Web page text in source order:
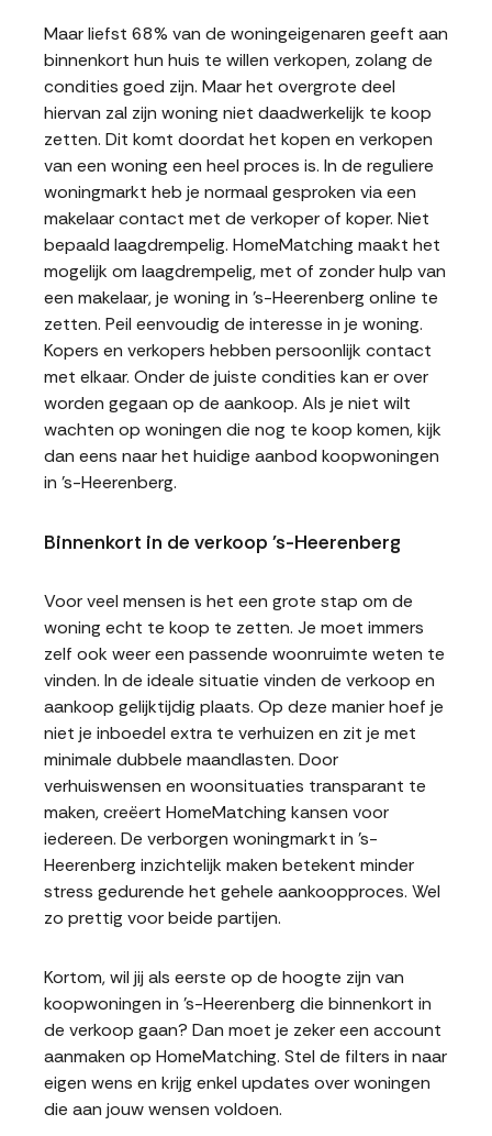
Maar liefst 68% van de woningeigenaren geeft aan
binnenkort hun huis te willen verkopen, zolang de
condities goed zijn. Maar het overgrote deel
hiervan zal zijn woning niet daadwerkelijk te koop
zetten. Dit komt doordat het kopen en verkopen
van een woning een heel proces is. In de reguliere
woningmarkt heb je normaal gesproken via een
makelaar contact met de verkoper of koper. Niet
bepaald laagdrempelig. HomeMatching maakt het
mogelijk om laagdrempelig, met of zonder hulp van
een makelaar, je woning in 's-Heerenberg online te
zetten. Peil eenvoudig de interesse in je woning.
Kopers en verkopers hebben persoonlijk contact
met elkaar. Onder de juiste condities kan er over
worden gegaan op de aankoop. Als je niet wilt
wachten op woningen die nog te koop komen, kijk
dan eens naar het huidige aanbod koopwoningen
in 's-Heerenberg.
Binnenkort in de verkoop 's-Heerenberg
Voor veel mensen is het een grote stap om de
woning echt te koop te zetten. Je moet immers
zelf ook weer een passende woonruimte weten te
vinden. In de ideale situatie vinden de verkoop en
aankoop gelijktijdig plaats. Op deze manier hoef je
niet je inboedel extra te verhuizen en zit je met
minimale dubbele maandlasten. Door
verhuiswensen en woonsituaties transparant te
maken, creëert HomeMatching kansen voor
iedereen. De verborgen woningmarkt in 's-
Heerenberg inzichtelijk maken betekent minder
stress gedurende het gehele aankoopproces. Wel
zo prettig voor beide partijen.
Kortom, wil jij als eerste op de hoogte zijn van
koopwoningen in 's-Heerenberg die binnenkort in
de verkoop gaan? Dan moet je zeker een account
aanmaken op HomeMatching. Stel de filters in naar
eigen wens en krijg enkel updates over woningen
die aan jouw wensen voldoen.